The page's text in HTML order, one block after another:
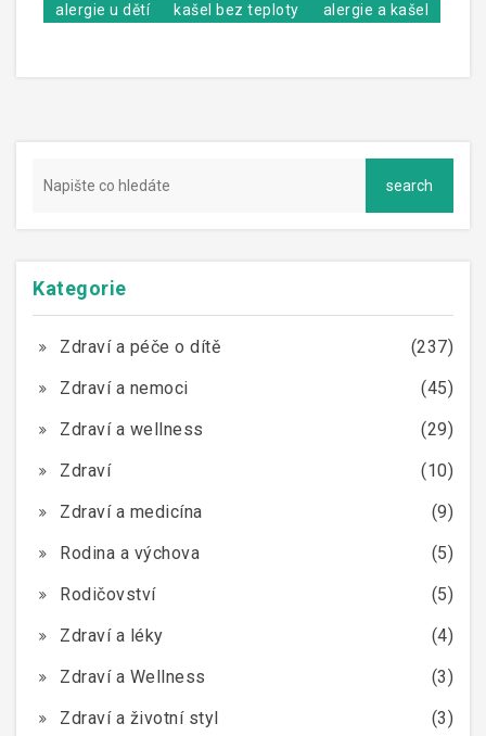
alergie u dětí
kašel bez teploty alergie a kašel
Kategorie
Zdraví a péče o dítě
(237)
Zdraví a nemoci
(45)
Zdraví a wellness
(29)
Zdraví
(10)
Zdraví a medicína
(9)
Rodina a výchova
(5)
Rodičovství
(5)
Zdraví a léky
(4)
Zdraví a Wellness
(3)
Zdraví a životní styl
(3)